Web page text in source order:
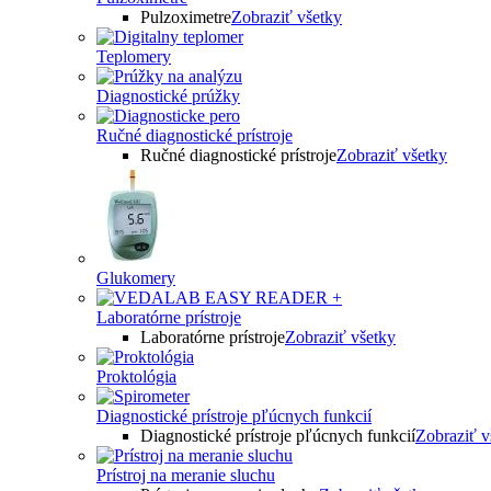
PulzoximetreZobraziť všetky
Teplomery
Diagnostické prúžky
Ručné diagnostické prístroje
Ručné diagnostické prístrojeZobraziť všetky
Glukomery
Laboratórne prístroje
Laboratórne prístrojeZobraziť všetky
Proktológia
Diagnostické prístroje pľúcnych funkcií
Diagnostické prístroje pľúcnych funkciíZobraziť
Prístroj na meranie sluchu